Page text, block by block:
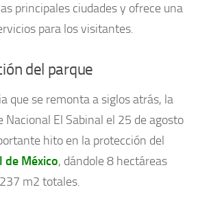
principales ciudades y ofrece una
para los visitantes.
del parque
que se remonta a siglos atrás, la
Nacional El Sabinal el 25 de agosto
hito en la protección del
México, dándole 8 hectáreas
m2 totales.